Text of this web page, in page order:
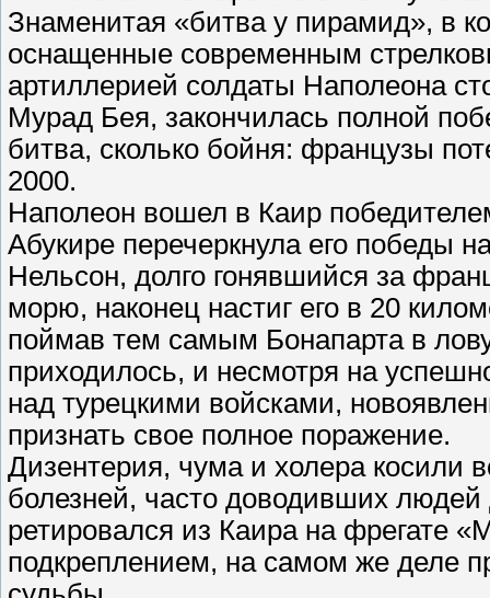
Знаменитая «битва у пирамид», в
оснащенные современным
артиллерией солдаты Наполеона
Мурад Бея, закончилась полной
битва, сколько бойня: французы
2000.
Наполеон вошел в Каир
Абукире перечеркнула его победы
Нельсон, долго гонявшийся за
морю, наконец настиг его в 20
поймав тем самым Бонапарта в
приходилось, и несмотря на
над турецкими войсками,
признать свое полное поражение.
Дизентерия, чума и холера косили
болезней, часто доводивших людей
ретировался из Каира на фрегате
подкреплением, на самом же деле